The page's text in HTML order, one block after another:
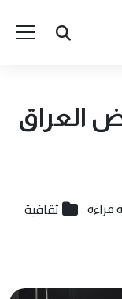
العراق
ثقافية